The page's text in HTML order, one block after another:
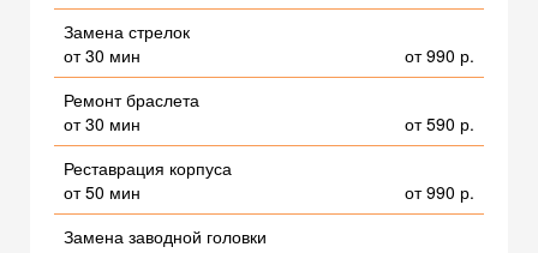
Замена стрелок
от 30 мин
от 990 р.
Ремонт браслета
от 30 мин
от 590 р.
Реставрация корпуса
от 50 мин
от 990 р.
Замена заводной головки